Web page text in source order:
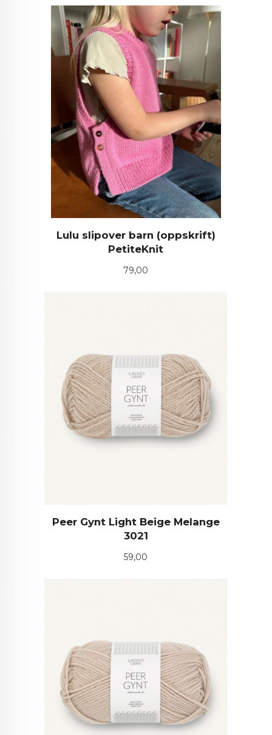
Lulu slipover barn (oppskrift)
PetiteKnit
Pris
79,00
Peer Gynt Light Beige Melange
3021
Pris
59,00